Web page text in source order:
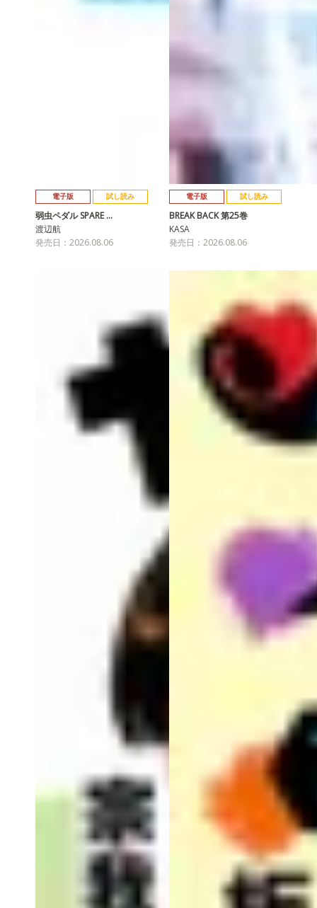
電子版 試し読み
弱虫ペダル SPARE …
渡辺航
発売日：2026.08.06
電子版 試し読み
BREAK BACK 第25巻
KASA
発売日：2026.08.06